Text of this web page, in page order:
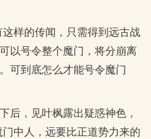
样的传闻，只需得到远古战
以号令整个魔门，将分崩离
可到底怎么才能号令魔门
后，见叶枫露出疑惑神色，
中人，远要比正道势力来的